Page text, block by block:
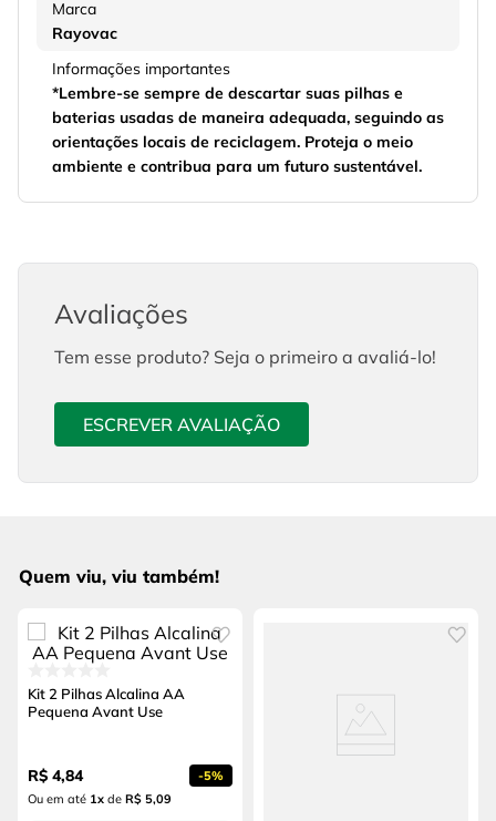
Marca
Rayovac
Informações importantes
*Lembre-se sempre de descartar suas pilhas e
baterias usadas de maneira adequada, seguindo as
orientações locais de reciclagem. Proteja o meio
ambiente e contribua para um futuro sustentável.
Avaliações
Tem esse produto? Seja o primeiro a avaliá-lo!
ESCREVER AVALIAÇÃO
Quem viu, viu também!
Kit 2 Pilhas Alcalina AA
Pequena Avant Use
R$ 4,84 -5%
Ou em até 1x de R$ 5,09